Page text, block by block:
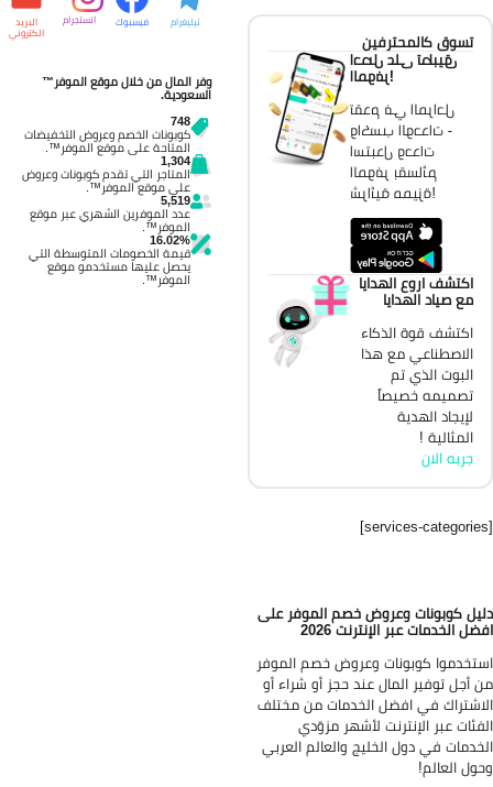
تسوق كالمحترفين
احصل على تطبيق
الموفر!
تقدم في المراحل
واكسب الوحدات -
استبدل وحدات
الموفر بقسائم
شرائية مميزة!
اكتشف اروع الهدايا
مع صياد الهدايا
اكتشف قوة الذكاء
الاصطناعي مع هذا
البوت الذي تم
تصميمه خصيصاً
لإيجاد الهدية
المثالية !
جربه الان
كوبونات وعروض خصم الموفر على
الخدمات عبر الإنترنت 2026
كوبونات وعروض خصم الموفر
أجل توفير المال عند حجز أو شراء أو
في افضل الخدمات من مختلف
عبر الإنترنت لأشهر مزوّدي
في دول الخليج والعالم العربي
العالم!
تيليغرام فيسبوك انستجرام البريد
الكتروني
وفر المال من خلال موقع الموفر™
السعودية.
748
كوبونات الخصم وعروض التخفيضات
المتاحة على موقع الموفر™.
1,304
المتاجر التي تقدم كوبونات وعروض
على موقع الموفر™.
5,519
عدد الموفرين الشهري عبر موقع
الموفر™.
16.02%
قيمة الخصومات المتوسطة التي
يحصل عليها مستخدمو موقع
الموفر™.